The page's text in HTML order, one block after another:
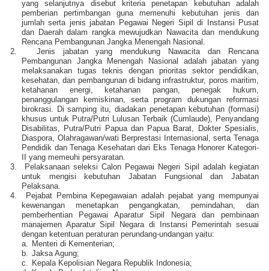
yang selanjutnya disebut kriteria penetapan kebutuhan adalah
pemberian pertimbangan guna memenuhi kebutuhan jenis dan
jumlah serta jenis jabatan Pegawai Negeri Sipil di Instansi Pusat
dan Daerah dalam rangka mewujudkan Nawacita dan mendukung
Rencana Pembangunan Jangka Menengah Nasional.
2.
Jenis jabatan yang mendukung Nawacita dan Rencana
Pembangunan Jangka Menengah Nasional adalah jabatan yang
melaksanakan tugas teknis dengan prioritas sektor pendidikan,
kesehatan, dan pembangunan di bidang infrastruktur, poros maritim,
ketahanan energi, ketahanan pangan, penegak hukum,
penanggulangan kemiskinan, serta program dukungan reformasi
birokrasi. Di samping itu, diadakan penetapan kebutuhan (formasi)
khusus untuk Putra/Putri Lulusan Terbaik (Cumlaude), Penyandang
Disabilitas, Putra/Putri Papua dan Papua Barat, Dokter Spesialis,
Diaspora, Olahragawan/wati Berprestasi Internasional, serta Tenaga
Pendidik dan Tenaga Kesehatan dari Eks Tenaga Honorer Kategori-
II yang memeuhi persyaratan.
3.
Pelaksanaan seleksi Calon Pegawai Negeri Sipil adalah kegiatan
untuk mengisi kebutuhan Jabatan Fungsional dan Jabatan
Pelaksana.
4.
Pejabat Pembina Kepegawaian adalah pejabat yang mempunyai
kewenangan menetapkan pengangkatan, pemindahan, dan
pemberhentian Pegawai Aparatur Sipil Negara dan pembinaan
manajemen Aparatur Sipil Negara di Instansi Pemerintah sesuai
dengan ketentuan peraturan perundang-undangan yaitu:
a.
Menteri di Kementerian;
b.
Jaksa Agung;
c.
Kepala Kepolisian Negara Republik Indonesia;